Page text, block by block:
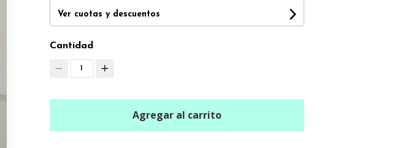
Ver cuotas y descuentos
Cantidad
1
Agregar al carrito